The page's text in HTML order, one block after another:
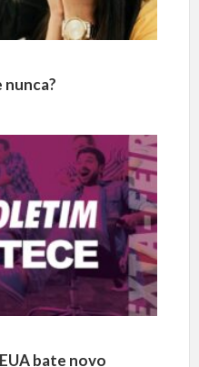
bate novo